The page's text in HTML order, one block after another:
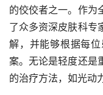
的佼佼者之一。作为
了众多资深皮肤科专
解，并能够根据每
案。无论是轻度还是
的治疗方法，如光动